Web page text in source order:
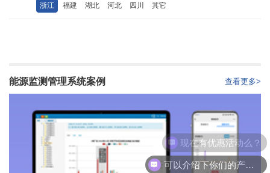
浙江
福建 湖北 河北 四川 其它
能源监测管理系统案例 查看更多>
可以介绍下你们的产品么？
现在有优惠活动么？